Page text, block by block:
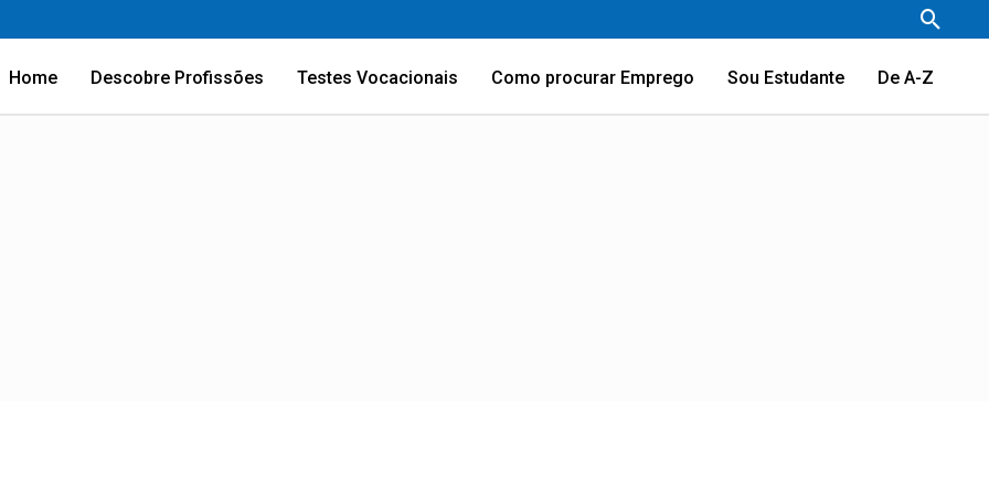
Home Descobre Profissões Testes Vocacionais Como procurar Emprego Sou Estudante De A-Z